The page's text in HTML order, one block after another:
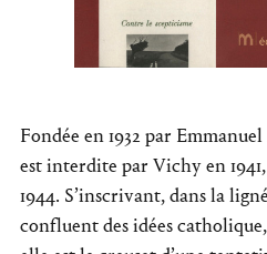
Fondée en 1932 par
est interdite par Vichy en
1944. S’inscrivant, dans la
confluent des idées